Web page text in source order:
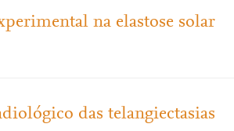
na elastose solar
das telangiectasias